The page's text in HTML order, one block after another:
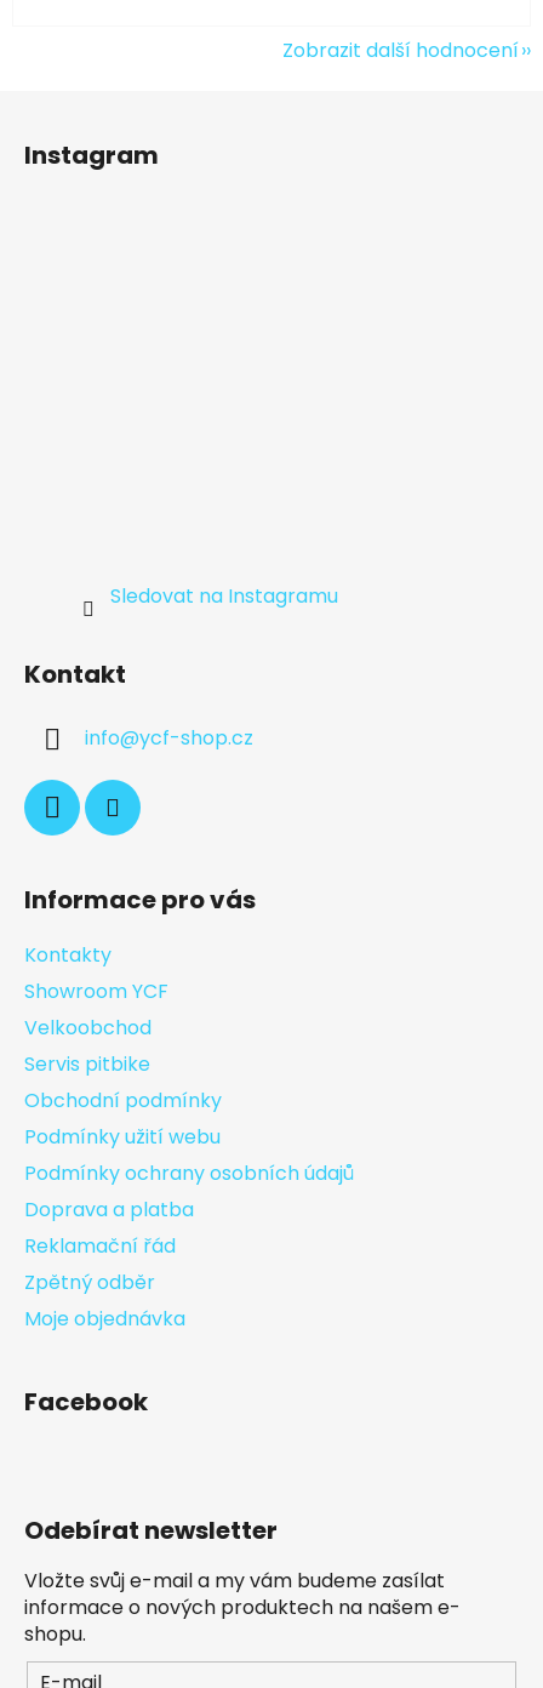
Zobrazit další hodnocení
Instagram
Sledovat na Instagramu
Kontakt
info@ycf-shop.cz
Informace pro vás
Kontakty
Showroom YCF
Velkoobchod
Servis pitbike
Obchodní podmínky
Podmínky užití webu
Podmínky ochrany osobních údajů
Doprava a platba
Reklamační řád
Zpětný odběr
Moje objednávka
Facebook
Odebírat newsletter
Vložte svůj e-mail a my vám budeme zasílat
informace o nových produktech na našem e-
shopu.
E-mail